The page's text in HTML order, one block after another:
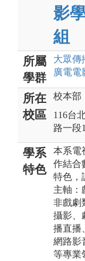
影
組
所屬
學群
大眾傳
廣電電
所在
校區
校本部
116台
路一段
學系
特色
本系電
作結合
特色，
主軸：
非戲劇
攝影、
播直播
網路影
等專業